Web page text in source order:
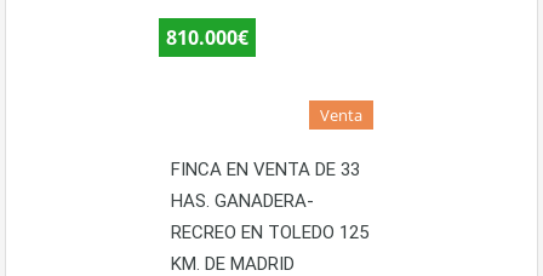
810.000€
Venta
FINCA EN VENTA DE 33
HAS. GANADERA-
RECREO EN TOLEDO 125
KM. DE MADRID